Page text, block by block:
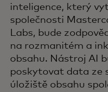
inteligence, který
společnosti
Labs, bude
na rozmanitém a
obsahu. Nástroj AI
poskytovat data ze
úložiště obsahu